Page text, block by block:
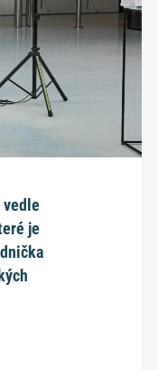
vedle
je